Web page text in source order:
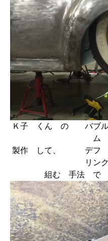
Ｋ子 くん の バブ
製作 して、 デ
リ
組む 手法 で